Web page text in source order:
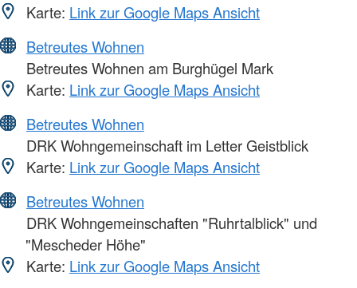
Karte: Link zur Google Maps Ansicht
Betreutes Wohnen
Betreutes Wohnen am Burghügel Mark
Karte: Link zur Google Maps Ansicht
Betreutes Wohnen
DRK Wohngemeinschaft im Letter Geistblick
Karte: Link zur Google Maps Ansicht
Betreutes Wohnen
DRK Wohngemeinschaften "Ruhrtalblick" und
"Mescheder Höhe"
Karte: Link zur Google Maps Ansicht